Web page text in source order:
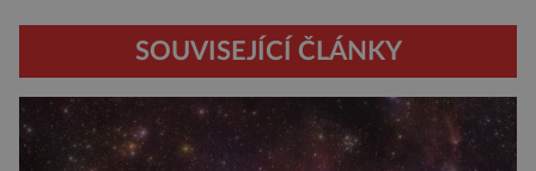
SOUVISEJÍCÍ ČLÁNKY